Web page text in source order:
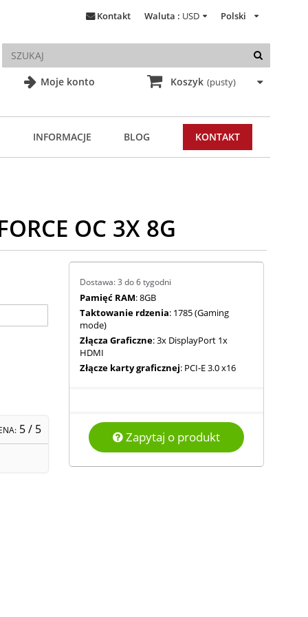
Moje konto
Polski
Waluta : USD
Kontakt
Koszyk (pusty)
INFORMACJE BLOG KONTAKT
OC 3X 8G
5/ 5
Dostawa: 3 do 6 tygodni
Pamięć RAM: 8GB
Taktowanie rdzenia: 1785 (Gaming
mode)
Złącza Graficzne: 3x DisplayPort 1x
HDMI
Złącze karty graficznej: PCI-E 3.0 x16
Zapytaj o produkt